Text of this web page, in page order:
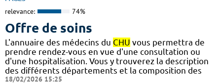
relevance: 74%
Offre de soins
L'annuaire des médecins du CHU vous permettra de
prendre rendez-vous en vue d'une consultation ou
d'une hospitalisation. Vous y trouverez la description
des différents départements et la composition des
18/02/2026 15:25